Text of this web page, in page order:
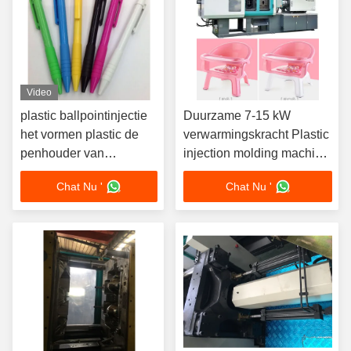
Video
plastic ballpointinjectie
het vormen plastic de
penhouder van
machinefabrikanten voor
verkoopproductielijn in
India
Chat Nu '
Duurzame 7-15 kW
verwarmingskracht Plastic
injection molding machine
met 150-250 bar injectie
Chat Nu '